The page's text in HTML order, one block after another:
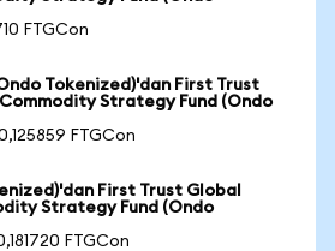
FTGCon
Tokenized)'dan First Trust
Strategy Fund (Ondo
FTGCon
First Trust Global
Strategy Fund (Ondo
FTGCon